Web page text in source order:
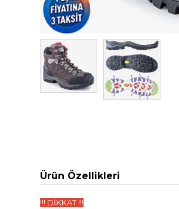
Ürün Özellikleri
!!! DİKKAT !!!